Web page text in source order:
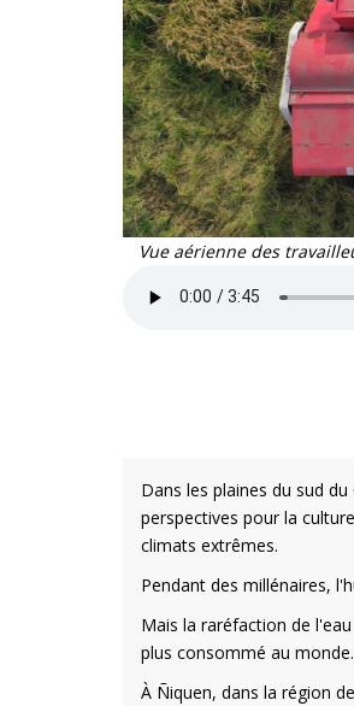
Vue aérienne des
Dans les plaines du sud
perspectives pour la
climats extrêmes.
Pendant des millénaires,
Mais la raréfaction de
plus consommé au monde.
À Ñiquen, dans la région